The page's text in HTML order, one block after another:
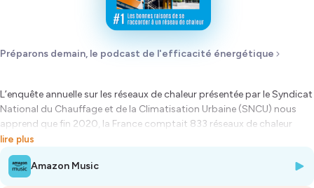
Préparons demain, le podcast de l'efficacité énergétique
L’enquête annuelle sur les réseaux de chaleur présentée par le Syndicat
National du Chauffage et de la Climatisation Urbaine (SNCU) nous
apprend que fin 2020, la France comptait 833 réseaux de chaleur
urbains. Cette solution de chauffage représente un réel levier pour
accélérer la transition énergétique et son essor devrait permettre à la
France de décarboner son énergie conformément aux objectifs fixés
lire plus
Amazon Music